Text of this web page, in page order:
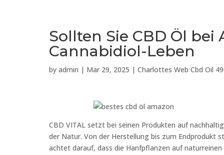
Sollten Sie CBD Öl
Cannabidiol-Leben
by admin | Mar 29, 2025 | Charlottes Web Cbd Oil
CBD VITAL setzt bei seinen Produkten auf
der Natur. Von der Herstellung bis zum Endprodukt
achtet darauf, dass die Hanfpflanzen auf